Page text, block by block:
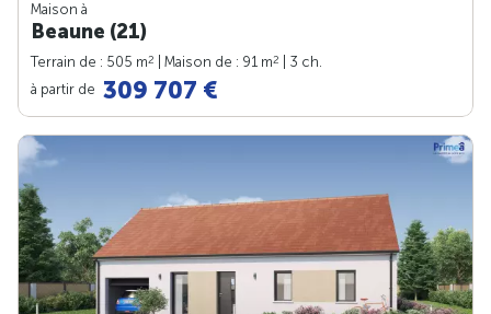
Maison à
Beaune (21)
Terrain de : 505 m2 | Maison de : 91 m2
| 3 ch.
à partir de 309 707 €